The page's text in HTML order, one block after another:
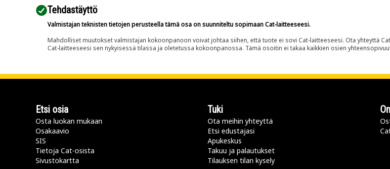
Tehdastäyttö
Valmistajan teknisten tietojen perusteella tämä osa on suunniteltu sopimaan Cat-laitteeseesi.
Mahdolliset muutokset valmistajan kokoonpanoon voivat johtaa siihen, että tuote ei sovi Cat-laitteeseesi. Ota yhteyttä
Cat-laitteeseesi sen nykyisessä tilassa ja oletetussa kokoonpanossa. Tämä osoitin ei takaa kaikkien osien
Etsi osia
Osta luokan mukaan
Osakaavio
SIS
Tietoja Cat-osista
Sivustokartta
Tuki
Ota meihin yhteyttä
Etsi edustajasi
Apukeskus
Takuu ja palautukset
Tilauksen tilan kysely